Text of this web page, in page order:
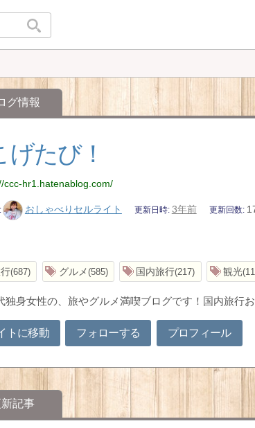
グ情報
げたび！
ccc-hr1.hatenablog.com/
おしゃべりセルライト 更新日時 3年前 更新回数
687 グルメ 585 国内旅行 217 観光
独身女性の、旅やグルメ満喫ブログです！国内旅行お
トに移動 フォローする プロフィール
記事